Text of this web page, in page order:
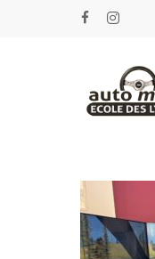
facebookinstagram